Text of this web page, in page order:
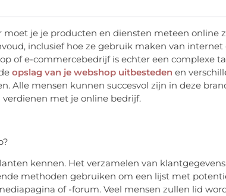
je je producten en diensten meteen online
inclusief hoe ze gebruik maken van
of e-commercebedrijf is echter een complexe
opslag van je webshop uitbesteden en
Alle mensen kunnen succesvol zijn in deze
met je online bedrijf.
kennen. Het verzamelen van
methoden gebruiken om een ​​lijst met
of -forum. Veel mensen zullen lid